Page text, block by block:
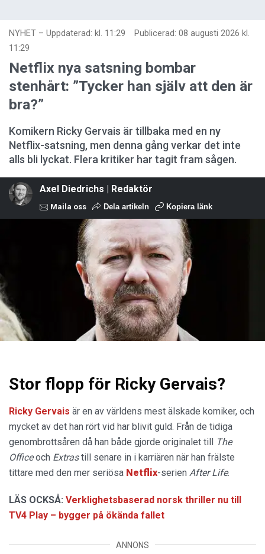
NYHET – Uppdaterad: kl. 11:29 Publicerad: 08 augusti 2026 kl.
11:29
Netflix nya satsning bombar
stenhårt: ”Tycker han själv att den är
bra?”
Komikern Ricky Gervais är tillbaka med en ny
Netflix-satsning, men denna gång verkar det inte
alls bli lyckat. Flera kritiker har tagit fram sågen.
Axel Diedrichs | Redaktör
Maila oss Dela artikeln Kopiera länk
Stor flopp för Ricky Gervais?
Ricky Gervais är en av världens mest älskade komiker, och
mycket av det han rört vid har blivit guld. Från de tidiga
genombrottsåren då han både gjorde originalet till The
Officeoch Extrastill senare in i karriären när han frälste
tittare med den mer seriösa Netflix-serien After Life.
LÄS OCKSÅ: Verklighetsbaserad norsk thriller nu till
TV4 Play – bygger på ökända fallet
ANNONS